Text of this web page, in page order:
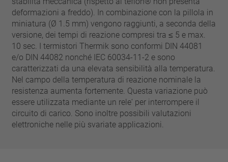
25 A – 75 A
aggancio (non ripristino automatico)
con isolamento
senza isolamento
Allacciamento
cavetto
filo metallico
Approvazioni
VDE
UL
ENEC
IEC
CSA
CQC
applicare filtri
Eliminare filtro
filtri stretti
deformazioni a freddo). In combinazione con la pillola in
miniatura (Ø 1.5 mm) vengono raggiunti, a seconda della
versione, dei tempi di reazione compresi tra ≤ 5 e max.
10 sec. I termistori Thermik sono conformi DIN 44081
e/o DIN 44082 nonché IEC 60034-11-2 e sono
caratterizzati da una elevata sensibilità alla temperatura.
Nel campo della temperatura di reazione nominale la
resistenza aumenta fortemente. Questa variazione può
essere utilizzata mediante un rele‘ per interrompere il
circuito di carico. Sono inoltre possibili valutazioni
elettroniche nelle più svariate applicazioni.